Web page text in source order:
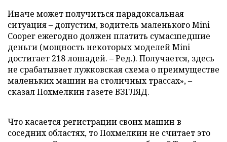
Иначе может получиться парадоксальная
ситуация – допустим, водитель маленького Mini
Cooper ежегодно должен платить сумасшедшие
деньги (мощность некоторых моделей Mini
достигает 218 лошадей. – Ред.). Получается, здесь
не срабатывает лужковская схема о преимуществе
маленьких машин на столичных трассах», –
сказал Похмелкин газете ВЗГЛЯД.
Что касается регистрации своих машин в
соседних областях, то Похмелкин не считает это